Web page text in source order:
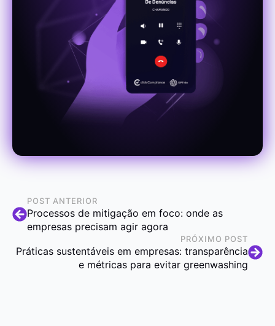
POST ANTERIOR
Processos de mitigação em foco: onde as
empresas precisam agir agora
PRÓXIMO POST
Práticas sustentáveis em empresas: transparência
e métricas para evitar greenwashing